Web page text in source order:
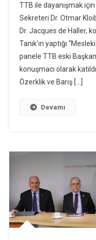
TTB ile dayanışmak
Sekreteri Dr. Otmar
Dr. Jacques de Haller,
Tanık’ın yaptığı
panele TTB eski
konuşmacı olarak
Özerklik ve Barış […]
Devamı